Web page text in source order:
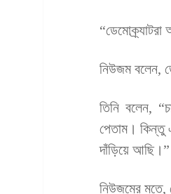
নিউজম বলেন,
তিনি বলেন,
পেতাম। কিন্তু
দাঁড়িয়ে আছি।”
নিউজমের মতে,